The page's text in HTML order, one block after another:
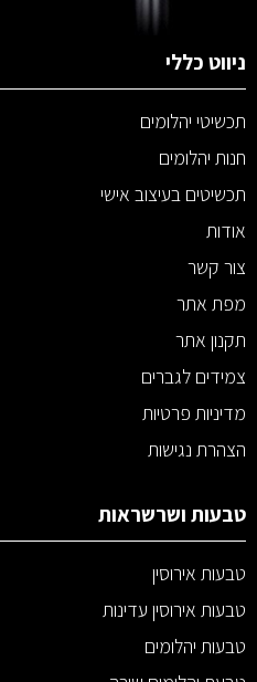
ניווט כללי
תכשיטי יהלומים
חנות יהלומים
תכשיטים בעיצוב אישי
אודות
צור קשר
מפת אתר
תקנון אתר
צמידים לגברים
מדיניות פרטיות
הצהרת נגישות
טבעות ושרשראות
טבעות אירוסין
טבעות אירוסין עדינות
טבעות יהלומים